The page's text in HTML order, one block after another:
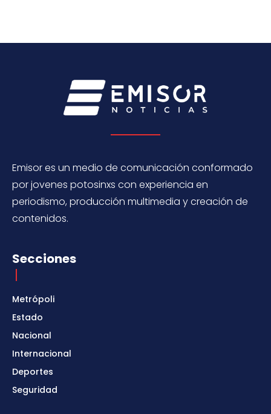
Emisor es un medio de comunicación conformado
por jovenes potosinxs con experiencia en
periodismo, producción multimedia y creación de
contenidos.
Secciones
Metrópoli
Estado
Nacional
Internacional
Deportes
Seguridad